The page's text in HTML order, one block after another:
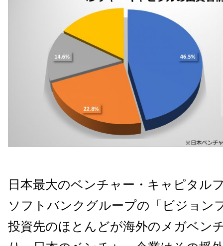
日本最大のベンチャー・キャピタル
ソフトバンクグループの「ビジョン
投資先のほとんどが海外のメガベン